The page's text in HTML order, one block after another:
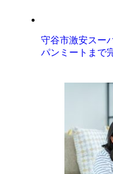
守谷市激安スー
パンミートまで